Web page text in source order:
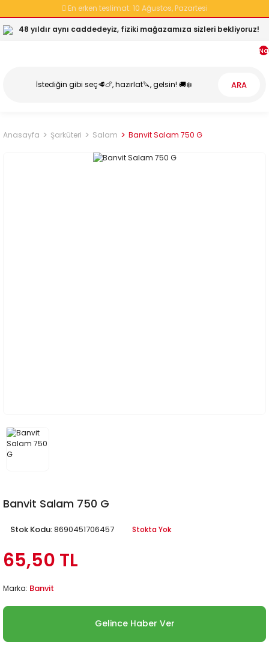
En erken teslimat: 10 Ağustos, Pazartesi
48 yıldır aynı caddedeyiz, fiziki mağazamıza sizleri bekliyoruz!
ARA
Anasayfa Şarküteri Salam Banvit Salam 750 G
Banvit Salam 750 G
Stok Kodu:8690451706457 Stokta Yok
65,50 TL
Marka: Banvit
Gelince Haber Ver